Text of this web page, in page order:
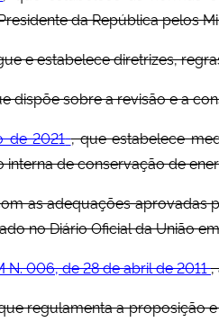
da República pelos
e estabelece diretrizes,
dispõe sobre a revisão e a
de 2021 , que estabelece
de conservação de
as adequações aprovadas
no Diário Oficial da União
N. 006, de 28 de abril de 2011,
regulamenta a proposição